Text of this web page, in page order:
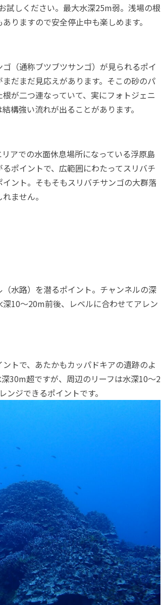
試しください。最大水深25m弱。浅場の根
りますので安全停止中も楽しめます。
（通称ブツブツサンゴ）が見られるポイ
だまだ見応えがあります。そこの砂のパ
が二つ連なっていて、実にフォトジェニ
構強い流れが出ることがあります。
アでの水面休息場所になっている浮原島
ポイントで、広範囲にわたってスリバチ
ント。そもそもスリバチサンゴの大群落
ません。
水路）を潜るポイント。チャンネルの深
10〜20m前後、レベルに合わせてアレン
トで、あたかもカッパドキアの遺跡のよ
30m超ですが、周辺のリーフは水深10〜2
ジできるポイントです。